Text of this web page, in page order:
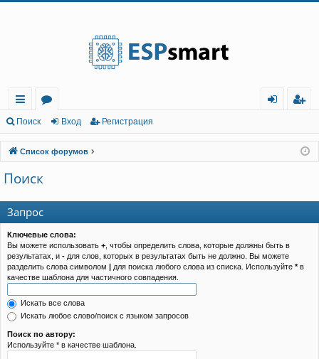
с
ы
лк
и
ру
м
ы
д
ис
тр
Поиск Вход Регистрация
Список форумов
Поиск
Запрос
Ключевые слова:
Вы можете использовать + , чтобы определить слова, которые должны быть в
результатах, и - для слов, которых в результатах быть не должно. Вы можете
разделить слова символом | для поиска любого слова из списка. Используйте *в
качестве шаблона для частичного совпадения.
Искать все слова
Искать любое слово/поиск с языком запросов
Поиск по автору:
Используйте * в качестве шаблона.